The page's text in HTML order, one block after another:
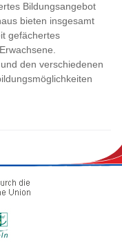
Bildungsangebot
bieten insgesamt
gefächertes
den verschiedenen